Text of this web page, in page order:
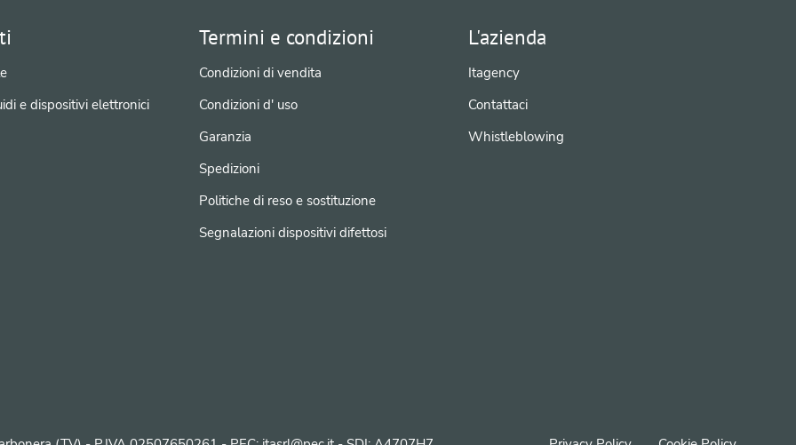
e dispositivi elettronici
Termini e condizioni
Condizioni di vendita
Condizioni d' uso
Garanzia
Spedizioni
Politiche di reso e sostituzione
Segnalazioni dispositivi difettosi
L'azienda
Itagency
Contattaci
Whistleblowing